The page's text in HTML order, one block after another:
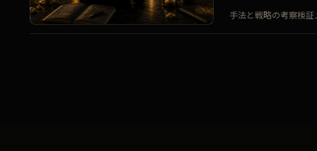
手法と戦略の考察検証